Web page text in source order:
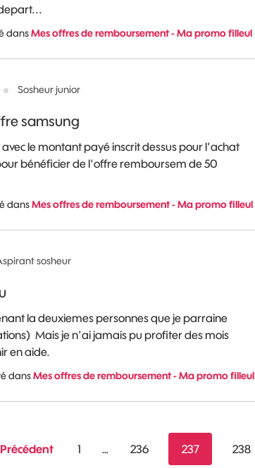
dansMes offres de remboursement - Ma promo filleul
samsung
le montant payé inscrit dessus pour l'achat
bénéficier de l'offre remboursem de 50
dansMes offres de remboursement - Ma promo filleul
Sosheur junior
la deuxiemes personnes que je parraine
Mais je n'ai jamais pu profiter des mois
en aide.
dansMes offres de remboursement - Ma promo filleul
sosheur
Précédent 1 … 236 237 238